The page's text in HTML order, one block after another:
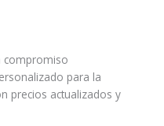
compromiso
para la
precios actualizados y